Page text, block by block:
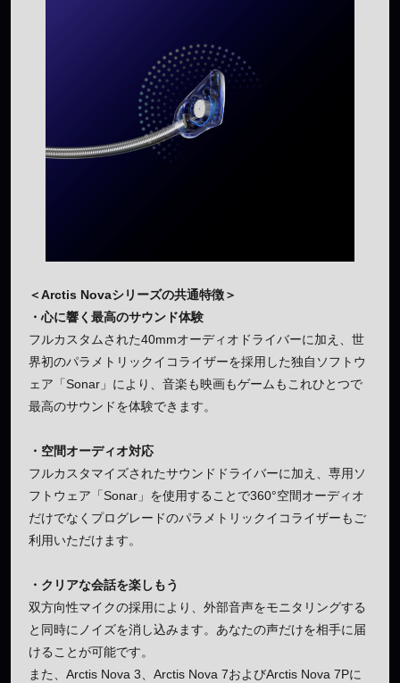
＜Arctis Novaシリーズの共通特徴＞
・心に響く最高のサウンド体験
フルカスタムされた40mmオーディオドライバーに加え、世
界初のパラメトリックイコライザーを採用した独自ソフトウ
ェア「Sonar」により、音楽も映画もゲームもこれひとつで
最高のサウンドを体験できます。
・空間オーディオ対応
フルカスタマイズされたサウンドドライバーに加え、専用ソ
フトウェア「Sonar」を使用することで360°空間オーディオ
だけでなくプログレードのパラメトリックイコライザーもご
利用いただけます。
・クリアな会話を楽しもう
双方向性マイクの採用により、外部音声をモニタリングする
と同時にノイズを消し込みます。あなたの声だけを相手に届
けることが可能です。
また、Arctis Nova 3、Arctis Nova 7およびArctis Nova 7Pに